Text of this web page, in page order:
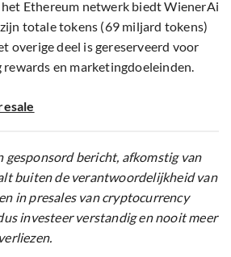
Ethereum netwerk biedt WienerAi
totale tokens (69 miljard tokens)
overige deel is gereserveerd voor
en marketingdoeleinden.
gesponsord bericht, afkomstig van
buiten de verantwoordelijkheid van
in presales van cryptocurrency
investeer verstandig en nooit meer